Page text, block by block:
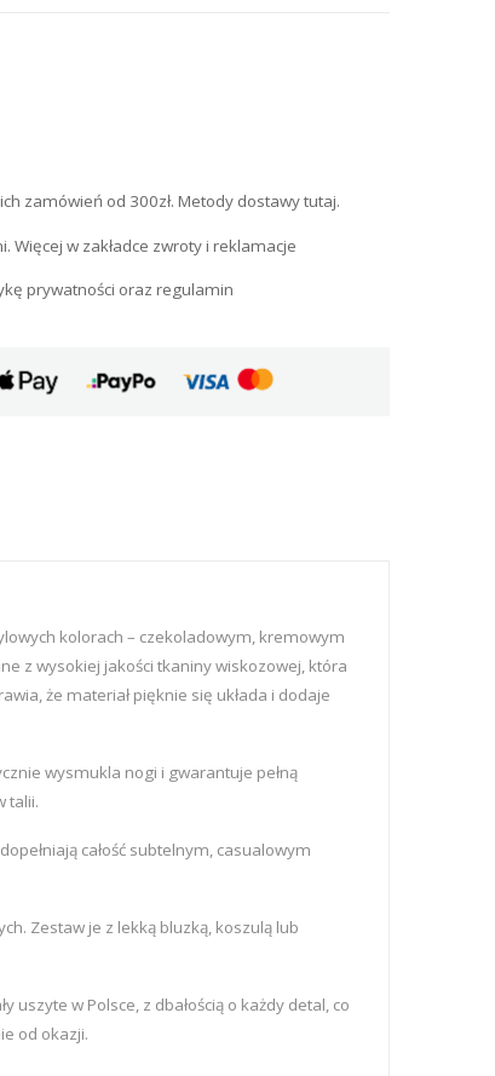
zamówień od 300zł. Metody dostawy tutaj.
Więcej w zakładce zwroty i reklamacje
prywatności oraz regulamin
kolorach – czekoladowym, kremowym
z wysokiej jakości tkaniny wiskozowej, która
że materiał pięknie się układa i dodaje
wysmukla nogi i gwarantuje pełną
talii.
całość subtelnym, casualowym
Zestaw je z lekką bluzką, koszulą lub
w Polsce, z dbałością o każdy detal, co
od okazji.